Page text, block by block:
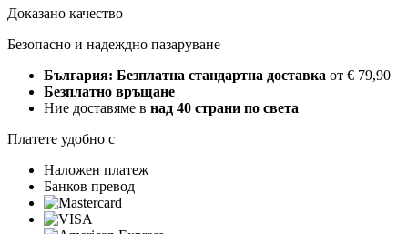
Доказано качество
Безопасно и надеждно пазаруване
България: Безплатна стандартна доставка от € 79,90
Безплатно връщане
Ние доставяме в над 40 страни по света
Платете удобно с
Наложен платеж
Банков превод